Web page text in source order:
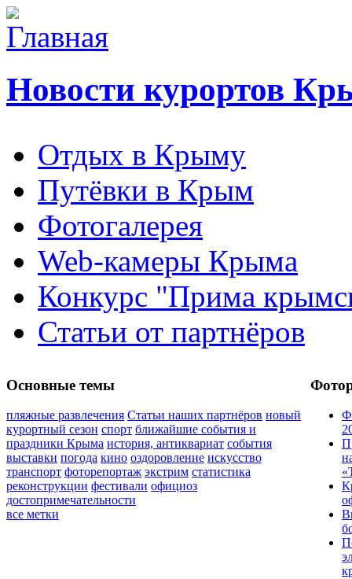
Новости курортов
Отдых в Крыму
Путёвки в Крым
Фотогалерея
Web-камеры Крыма
Конкурс "Прима
Статьи от партнёров
Основные темы
пляжные развлечения Статьи наших партнёров новый
курортный сезон спорт ближайшие события и
праздники Крыма история, антиквариат события
выставки погода кино оздоровление искусство
транспорт фоторепортаж экстрим статистика
реконструкции фестивали официоз
достопримечательности
все метки